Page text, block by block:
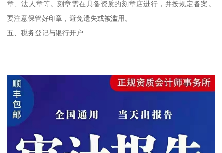
章、法人章等。刻章需在具备资质的刻章店进行，并按规定备案。
要注意保管好印章，避免遗失或被滥用。
五、税务登记与银行开户